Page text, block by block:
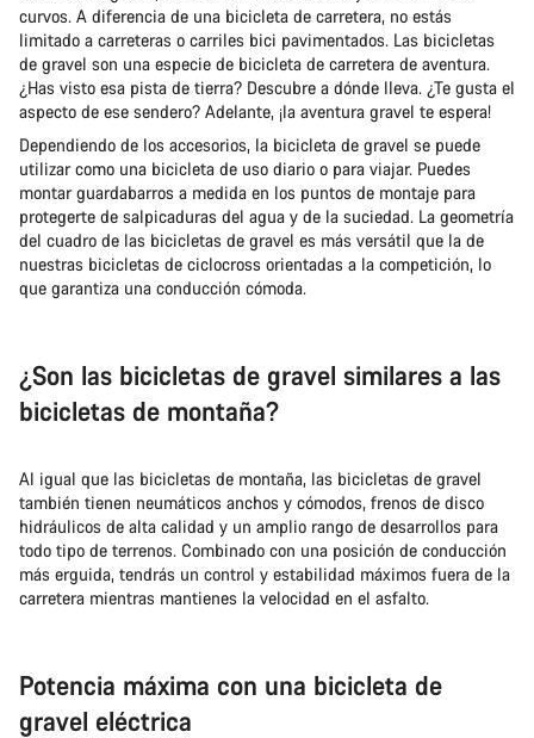
curvos. A diferencia de una bicicleta de carretera, no estás
limitado a carreteras o carriles bici pavimentados. Las bicicletas
de gravel son una especie de bicicleta de carretera de aventura.
¿Has visto esa pista de tierra? Descubre a dónde lleva. ¿Te gusta el
aspecto de ese sendero? Adelante, ¡la aventura gravel te espera!
Dependiendo de los accesorios, la bicicleta de gravel se puede
utilizar como una bicicleta de uso diario o para viajar. Puedes
montar guardabarros a medida en los puntos de montaje para
protegerte de salpicaduras del agua y de la suciedad. La geometría
del cuadro de las bicicletas de gravel es más versátil que la de
nuestras bicicletas de ciclocross orientadas a la competición, lo
que garantiza una conducción cómoda.
¿Son las bicicletas de gravel similares a las
bicicletas de montaña?
Al igual que las bicicletas de montaña, las bicicletas de gravel
también tienen neumáticos anchos y cómodos, frenos de disco
hidráulicos de alta calidad y un amplio rango de desarrollos para
todo tipo de terrenos. Combinado con una posición de conducción
más erguida, tendrás un control y estabilidad máximos fuera de la
carretera mientras mantienes la velocidad en el asfalto.
Potencia máxima con una bicicleta de
gravel eléctrica